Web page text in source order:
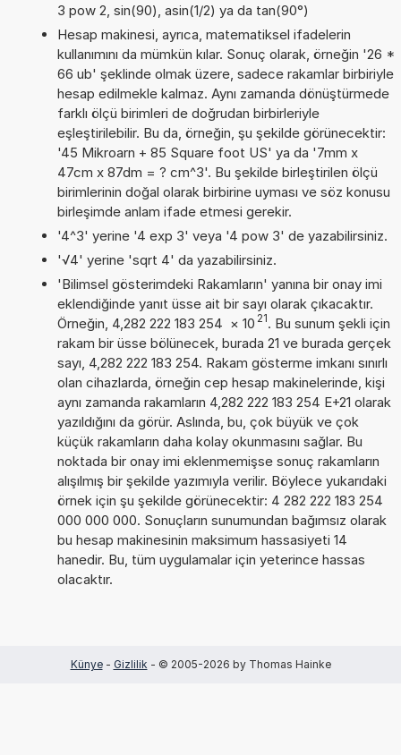
3 pow 2, sin(90), asin(1/2) ya da tan(90°)
Hesap makinesi, ayrıca, matematiksel ifadelerin
kullanımını da mümkün kılar. Sonuç olarak, örneğin '26 *
66 ub' şeklinde olmak üzere, sadece rakamlar birbiriyle
hesap edilmekle kalmaz. Aynı zamanda dönüştürmede
farklı ölçü birimleri de doğrudan birbirleriyle
eşleştirilebilir. Bu da, örneğin, şu şekilde görünecektir:
'45 Mikroarn + 85 Square foot US' ya da '7mm x
47cm x 87dm = ? cm^3'. Bu şekilde birleştirilen ölçü
birimlerinin doğal olarak birbirine uyması ve söz konusu
birleşimde anlam ifade etmesi gerekir.
'4^3' yerine '4 exp 3' veya '4 pow 3' de yazabilirsiniz.
'√4' yerine 'sqrt 4' da yazabilirsiniz.
'Bilimsel gösterimdeki Rakamların' yanına bir onay imi
eklendiğinde yanıt üsse ait bir sayı olarak çıkacaktır.
Örneğin, 4,282 222 183 254 × 10 21. Bu sunum şekli için
rakam bir üsse bölünecek, burada 21 ve burada gerçek
sayı, 4,282 222 183 254. Rakam gösterme imkanı sınırlı
olan cihazlarda, örneğin cep hesap makinelerinde, kişi
aynı zamanda rakamların 4,282 222 183 254 E+21 olarak
yazıldığını da görür. Aslında, bu, çok büyük ve çok
küçük rakamların daha kolay okunmasını sağlar. Bu
noktada bir onay imi eklenmemişse sonuç rakamların
alışılmış bir şekilde yazımıyla verilir. Böylece yukarıdaki
örnek için şu şekilde görünecektir: 4 282 222 183 254
000 000 000. Sonuçların sunumundan bağımsız olarak
bu hesap makinesinin maksimum hassasiyeti 14
hanedir. Bu, tüm uygulamalar için yeterince hassas
olacaktır.
Künye- Gizlilik - © 2005-2026 by Thomas Hainke